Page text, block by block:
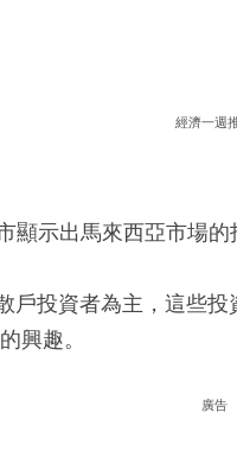
經濟一週
顯示出馬來西亞市場
戶投資者為主，這些
興趣。
廣告